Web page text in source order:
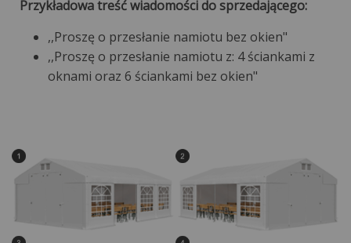
Przykładowa treść wiadomości do sprzedającego:
,,Proszę o przesłanie namiotu bez okien"
,,Proszę o przesłanie namiotu z: 4 ściankami z
oknami oraz 6 ściankami bez okien"